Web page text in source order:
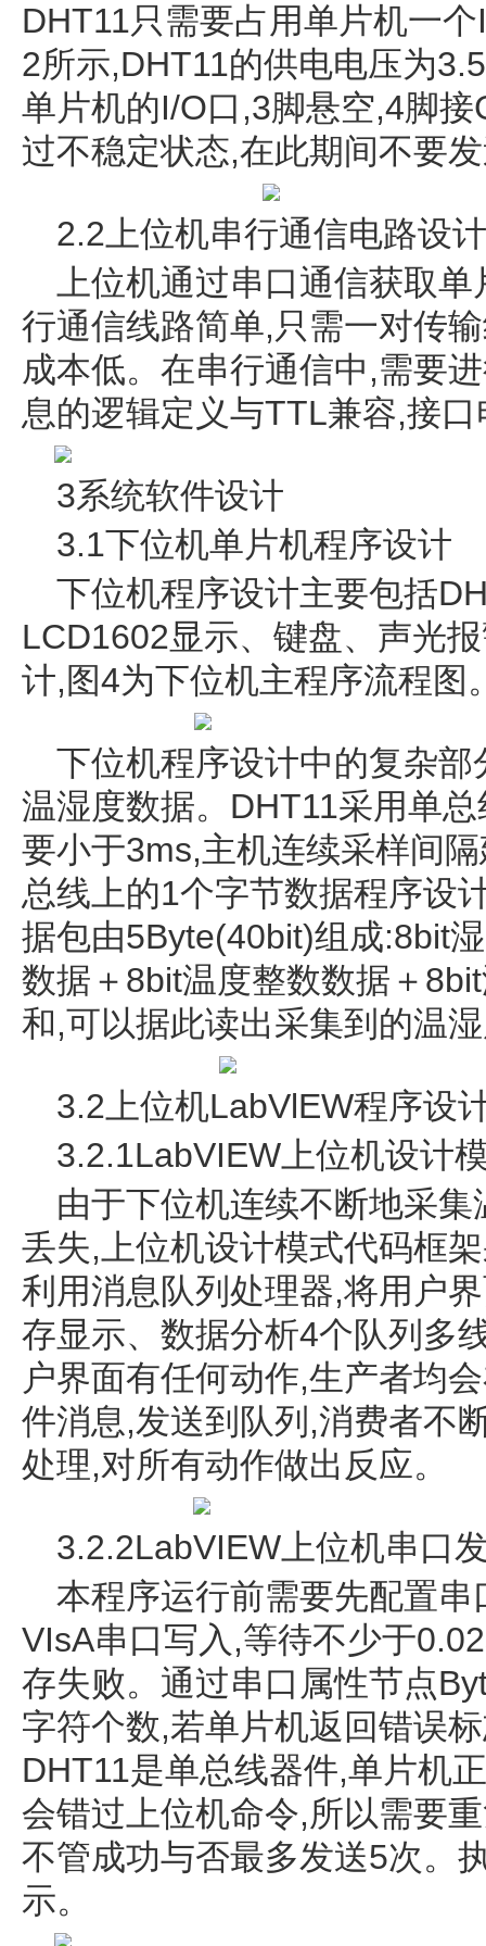
DHT11只需要占用单片机一
2所示,DHT11的供电电压为
单片机的I/O口,3脚悬空,4脚
过不稳定状态,在此期间不要
2.2上位机串行通信电路设计
上位机通过串口通信获取
行通信线路简单,只需一对传
成本低。在串行通信中,需要
息的逻辑定义与TTL兼容,接
3系统软件设计
3.1下位机单片机程序设计
下位机程序设计主要包括
LCD1602显示、键盘、声光
计,图4为下位机主程序流程图
下位机程序设计中的复杂
温湿度数据。DHT11采用单
要小于3ms,主机连续采样间
总线上的1个字节数据程序设
据包由5Byte(40bit)组成:8bit
数据＋8bit温度整数数据＋
和,可以据此读出采集到的温
3.2上位机LabVlEW程序设
3.2.1LabVIEW上位机设计
由于下位机连续不断地采
丢失,上位机设计模式代码框
利用消息队列处理器,将用户
存显示、数据分析4个队列多
户界面有任何动作,生产者均
件消息,发送到队列,消费者不
处理,对所有动作做出反应。
3.2.2LabVIEW上位机串口
本程序运行前需要先配置
VIsA串口写入,等待不少于
存失败。通过串口属性节点
字符个数,若单片机返回错误
DHT11是单总线器件,单片机
会错过上位机命令,所以需要
不管成功与否最多发送5次。
示。